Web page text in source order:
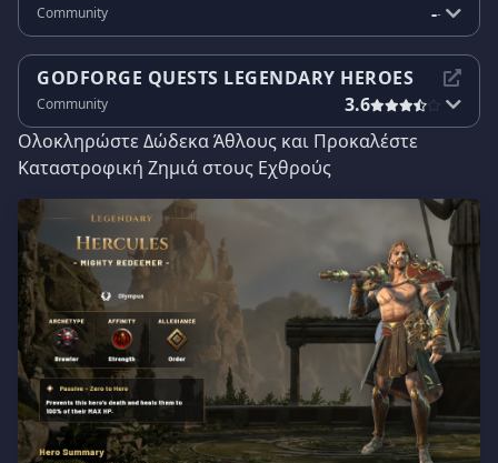
Community --
GODFORGE QUESTS LEGENDARY HEROES
Community
3.6
Ολοκληρώστε Δώδεκα Άθλους και Προκαλέστε
Καταστροφική Ζημιά στους Εχθρούς